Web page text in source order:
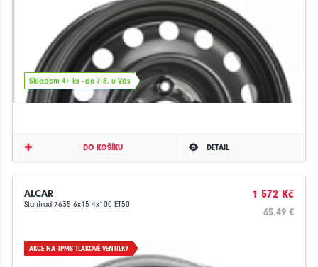
Skladem 4+ ks - do 7.8. u Vás
DO KOŠÍKU DETAIL
ALCAR
Stahlrad 7635 6x15 4x100 ET50
1 572 Kč
65.49 €
AKCE NA TPMS TLAKOVÉ VENTILKY